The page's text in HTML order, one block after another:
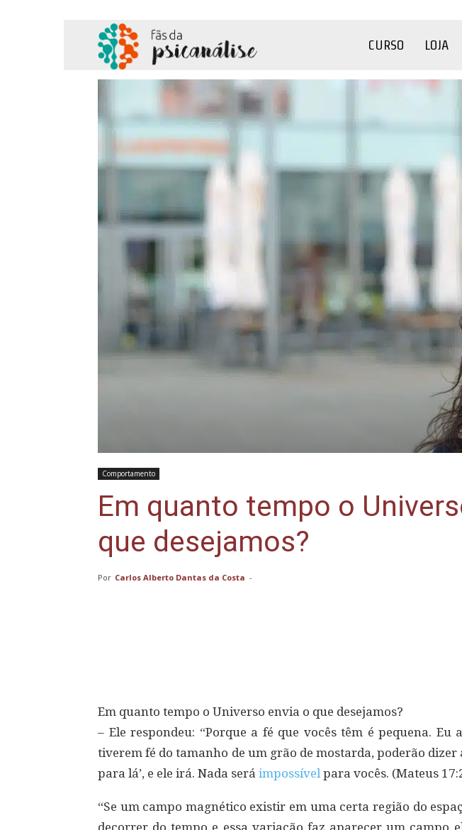
da
CURSO LOJA
Comportamento
Em quanto tempo o
que desejamos?
Por Carlos Alberto Dantas da Costa -
Em quanto tempo o Universo envia o que desejamos?
– Ele respondeu: “Porque a fé que vocês têm é pequena. Eu
tiverem fé do tamanho de um grão de mostarda, poderão dizer
para lá’, e ele irá. Nada será impossívelpara vocês. (Mateus
“Se um campo magnético existir em uma certa região do
decorrer do tempo e essa variação faz aparecer um campo